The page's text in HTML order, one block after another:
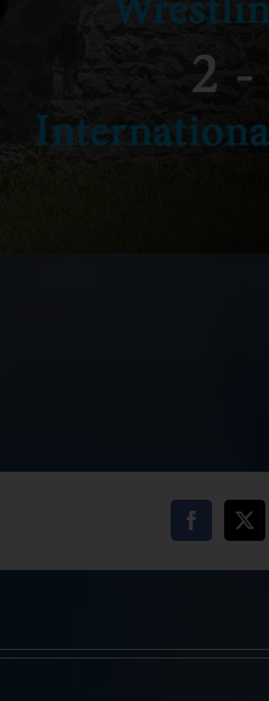
Facebook
X